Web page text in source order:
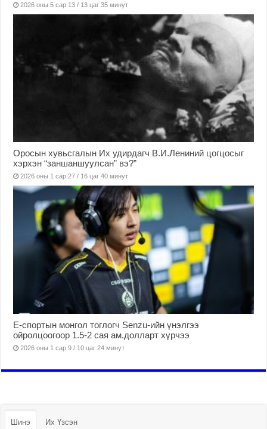
2026 оны 5 сар 13 / 13 цаг 35 минут
Оросын хувьсгалын Их удирдагч В.И.Лениний цогцосыг
хэрхэн “заншаншуулсан” вэ?”
2026 оны 1 сар 27 / 16 цаг 40 минут
Е-спортын монгол тоглогч Senzu-ийн үнэлгээ
ойролцоогоор 1.5-2 сая ам.долларт хүрчээ
2026 оны 1 сар 9 / 10 цаг 24 минут
Шинэ Их Үзсэн